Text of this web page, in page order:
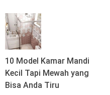
10 Model Kamar Mandi
Kecil Tapi Mewah yang
Bisa Anda Tiru